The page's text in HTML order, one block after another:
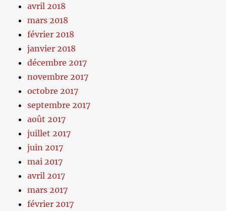
avril 2018
mars 2018
février 2018
janvier 2018
décembre 2017
novembre 2017
octobre 2017
septembre 2017
août 2017
juillet 2017
juin 2017
mai 2017
avril 2017
mars 2017
février 2017